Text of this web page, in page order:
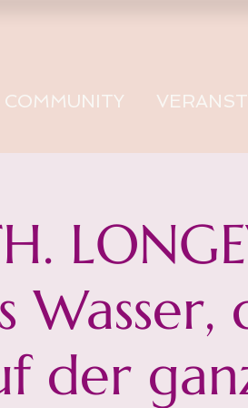
COMMUNITY
Wasser,
der